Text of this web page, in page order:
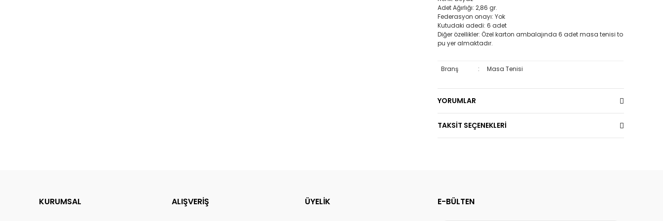
Adet Ağırlığı: 2,86 gr.
Federasyon onayı: Yok
Kutudaki adedi: 6 adet
Diğer özellikler: Özel karton ambalajında 6 adet masa tenisi to
pu yer almaktadır.
Branş : Masa Tenisi
YORUMLAR
TAKSİT SEÇENEKLERİ
KURUMSAL ALIŞVERİŞ ÜYELİK E-BÜLTEN